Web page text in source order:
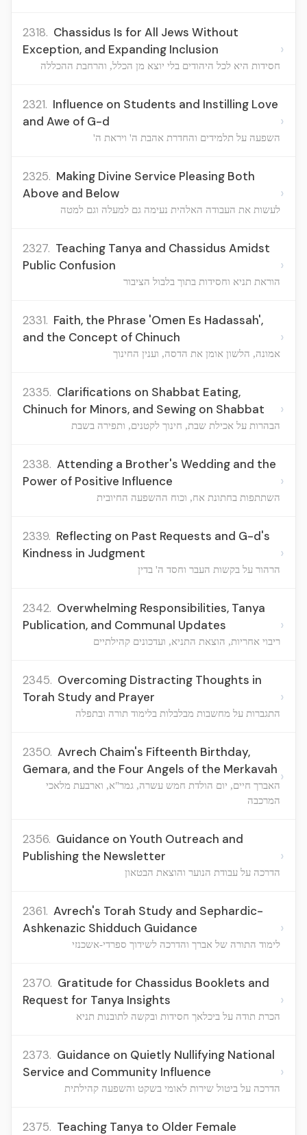
2318. Chassidus Is for All Jews Without
Exception, and Expanding Inclusion
חסידות היא לכל היהודים בלי יוצא מן הכלל, והרחבת ההכללה
›
2321. Influence on Students and Instilling Love
and Awe of G-d
השפעה על תלמידים והחדרת אהבת ה' ויראת ה'
›
2325. Making Divine Service Pleasing Both
Above and Below
לעשות את העבודה האלהית נעימה גם למעלה וגם למטה
›
2327. Teaching Tanya and Chassidus Amidst
Public Confusion
הוראת תניא וחסידות בתוך בלבול הציבור
›
2331. Faith, the Phrase 'Omen Es Hadassah',
and the Concept of Chinuch
אמונה, הלשון אומן את הדסה, וענין החינוך
›
2335. Clarifications on Shabbat Eating,
Chinuch for Minors, and Sewing on Shabbat
הבהרות על אכילת שבת, חינוך לקטנים, ותפירה בשבת
›
2338. Attending a Brother's Wedding and the
Power of Positive Influence
השתתפות בחתונת אח, וכוח ההשפעה החיובית
›
2339. Reflecting on Past Requests and G-d's
Kindness in Judgment
הרהור על בקשות העבר וחסד ה' בדין
›
2342. Overwhelming Responsibilities, Tanya
Publication, and Communal Updates
ריבוי אחריות, הוצאת התניא, ועדכונים קהילתיים
›
2345. Overcoming Distracting Thoughts in
Torah Study and Prayer
התגברות על מחשבות מבלבלות בלימוד תורה ובתפלה
›
2350. Avrech Chaim's Fifteenth Birthday,
Gemara, and the Four Angels of the Merkavah
האברך חיים, יום הולדת חמש עשרה, גמר"א, וארבעת מלאכי
המרכבה
›
2356. Guidance on Youth Outreach and
Publishing the Newsletter
הדרכה על עבודת הנוער והוצאת הבטאון
›
2361. Avrech's Torah Study and Sephardic-
Ashkenazic Shidduch Guidance
לימוד התורה של אברך והדרכה לשידוך ספרדי-אשכנזי
›
2370. Gratitude for Chassidus Booklets and
Request for Tanya Insights
הכרת תודה על ביכלאך חסידות ובקשה לתובנות תניא
›
2373. Guidance on Quietly Nullifying National
Service and Community Influence
הדרכה על ביטול שירות לאומי בשקט והשפעה קהילתית
›
2375. Teaching Tanya to Older Female